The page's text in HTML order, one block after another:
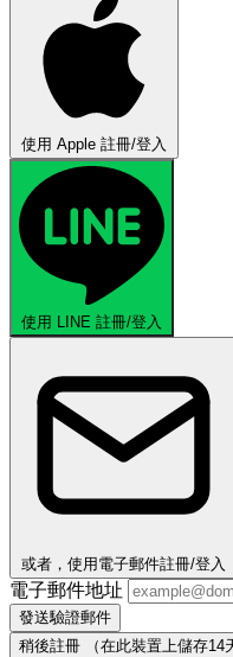
使用 Apple 註冊/登入
使用 LINE 註冊/登入
或者，使用電子郵件註冊/登入
電子郵件地址
發送驗證郵件
稍後註冊
（在此裝置上儲存14